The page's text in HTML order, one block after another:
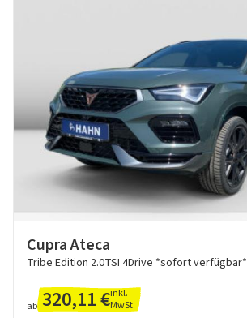
Cupra Ateca
Tribe Edition 2.0TSI 4Drive *sofort verfügbar*
ab 320,11 €inkl.
MwSt.